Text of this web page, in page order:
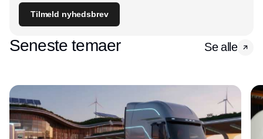
Tilmeld nyhedsbrev
Seneste temaer Se alle